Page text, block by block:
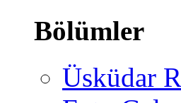
Bölümler
Üsküdar